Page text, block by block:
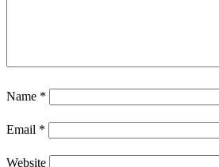
Name *
Email *
Website